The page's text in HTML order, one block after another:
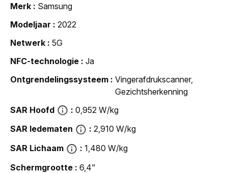
Merk
Samsung
Modeljaar
2022
Netwerk
5G
NFC-technologie
Ja
Ontgrendelingssysteem
Vingerafdrukscanner,
Gezichtsherkenning
SAR Hoofd
0,952 W/kg
SAR ledematen
2,910 W/kg
SAR Lichaam
1,480 W/kg
Schermgrootte
6,4"